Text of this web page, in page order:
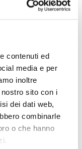
contenuti ed
media e per
inoltre
sito con i
dei dati web,
combinarle
o che hanno